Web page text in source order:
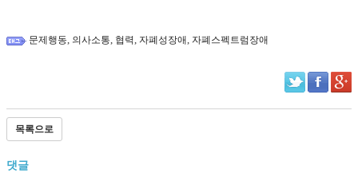
문제행동, 의사소통, 협력, 자폐성장애, 자폐스펙트럼장애
목록으로
댓글